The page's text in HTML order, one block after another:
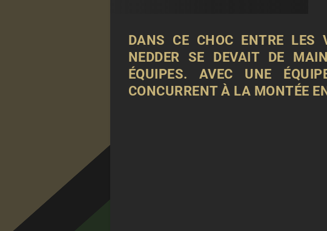
DANS CE CHOC ENTRE LES
NEDDER SE DEVAIT DE
ÉQUIPES. AVEC UNE
CONCURRENT À LA MONTÉE